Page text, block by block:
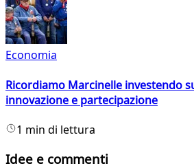
Economia
Ricordiamo Marcinelle investendo
innovazione e partecipazione
1 min di lettura
Idee e commenti